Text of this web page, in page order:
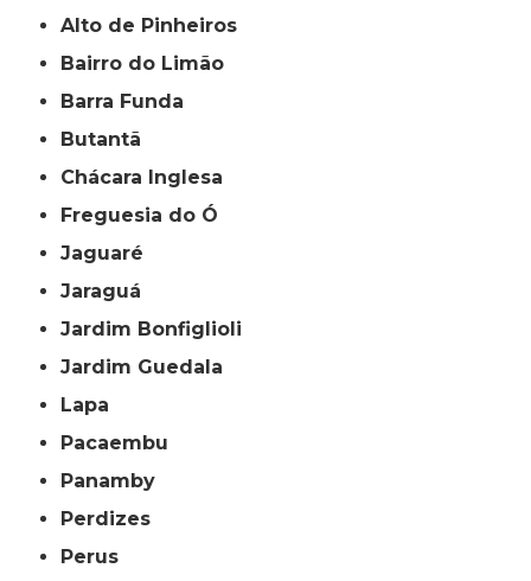
Alto de Pinheiros
Bairro do Limão
Barra Funda
Butantã
Chácara Inglesa
Freguesia do Ó
Jaguaré
Jaraguá
Jardim Bonfiglioli
Jardim Guedala
Lapa
Pacaembu
Panamby
Perdizes
Perus